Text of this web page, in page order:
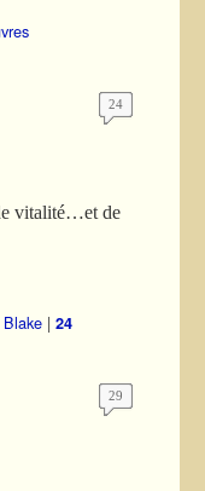
24
vitalité…et de
| 24
29